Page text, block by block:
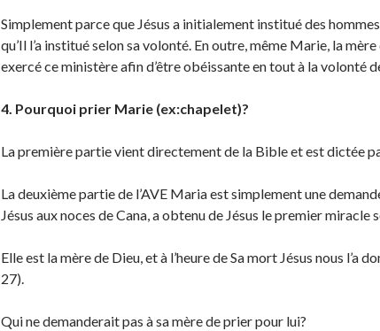
Simplement parce que Jésus a initialement institué des
qu’Il l’a institué selon sa volonté. En outre, même Marie, la
exercé ce ministère afin d’être obéissante en tout à la volonté
4. Pourquoi prier Marie (ex:chapelet)?
La première partie vient directement de la Bible et est dictée
La deuxième partie de l’AVE Maria est simplement une
Jésus aux noces de Cana, a obtenu de Jésus le premier miracle
Elle est la mère de Dieu, et à l’heure de Sa mort Jésus nous
27).
Qui ne demanderait pas à sa mère de prier pour lui?